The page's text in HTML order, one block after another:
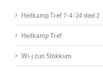
Heitkamp Tref 7-4-'24 deel 2
Heitkamp Tref
Wi-j zun Stökkum